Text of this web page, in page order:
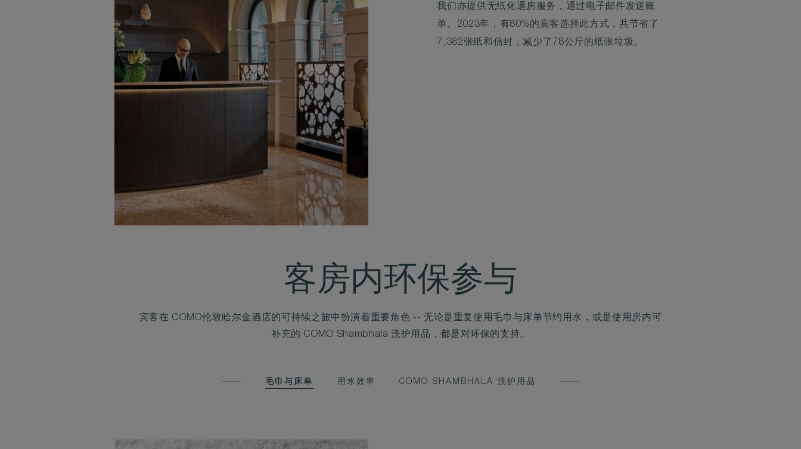
我们亦提供无纸化退房服务，通过电子邮件发送账
单。2023年，有80%的宾客选择此方式，共节省了
7,382张纸和信封，减少了78公斤的纸张垃圾。
客房内环保参与
宾客在 COMO伦敦哈尔金酒店的可持续之旅中扮演着重要角色 -- 无论是重复使用毛巾与床单节约用水，或是使用房内可
补充的 COMO Shambhala 洗护用品，都是对环保的支持。
毛巾与床单 用水效率 COMO SHAMBHALA 洗护用品